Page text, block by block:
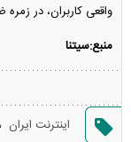
واقعی کاربران، در
منبع:سیتنا
اینترنت ایران ،